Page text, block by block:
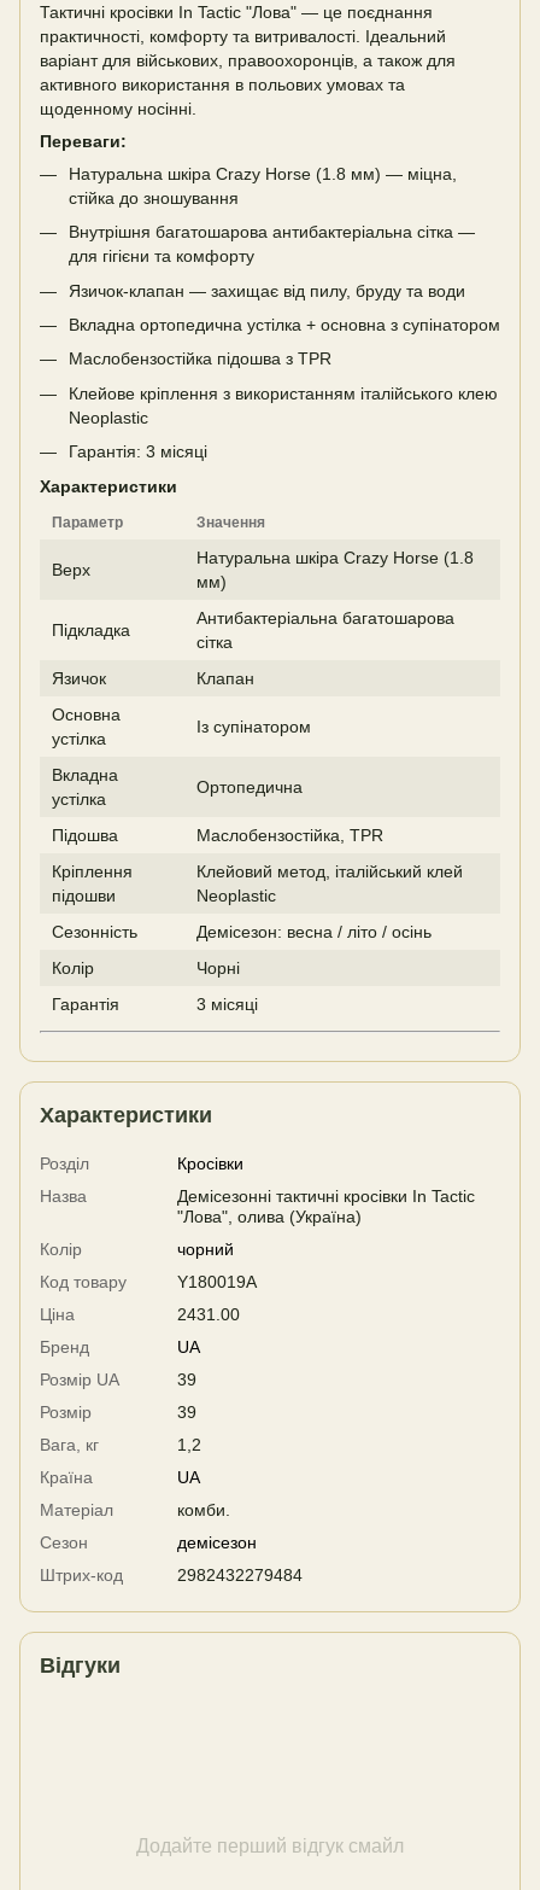
Тактичні кросівки In Tactic "Лова" — це поєднання
практичності, комфорту та витривалості. Ідеальний
варіант для військових, правоохоронців, а також для
активного використання в польових умовах та
щоденному носінні.
Переваги:
Натуральна шкіра Crazy Horse (1.8 мм) — міцна,
стійка до зношування
Внутрішня багатошарова антибактеріальна сітка —
для гігієни та комфорту
Язичок-клапан — захищає від пилу, бруду та води
Вкладна ортопедична устілка + основна з супінатором
Маслобензостійка підошва з TPR
Клейове кріплення з використанням італійського клею
Neoplastic
Гарантія: 3 місяці
Характеристики
Параметр Значення
Верх
Натуральна шкіра Crazy Horse (1.8
мм)
Підкладка
Антибактеріальна багатошарова
сітка
Язичок
Клапан
Основна
устілка
Із супінатором
Вкладна
устілка
Ортопедична
Підошва
Маслобензостійка, TPR
Кріплення
підошви
Клейовий метод, італійський клей
Neoplastic
Сезонність
Демісезон: весна / літо / осінь
Колір
Чорні
Гарантія
3 місяці
Характеристики
Розділ
Кросівки
Назва
Демісезонні тактичні кросівки In Tactic
"Лова", олива (Україна)
Колір
чорний
Код товару
Y180019A
Ціна
2431.00
Бренд
UA
Розмір UA
39
Розмір
39
Вага, кг
1,2
Країна
UA
Матеріал
комби.
Сезон
демісезон
Штрих-код
2982432279484
Відгуки
Додайте перший відгук смайл